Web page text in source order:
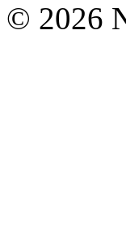
© 2026